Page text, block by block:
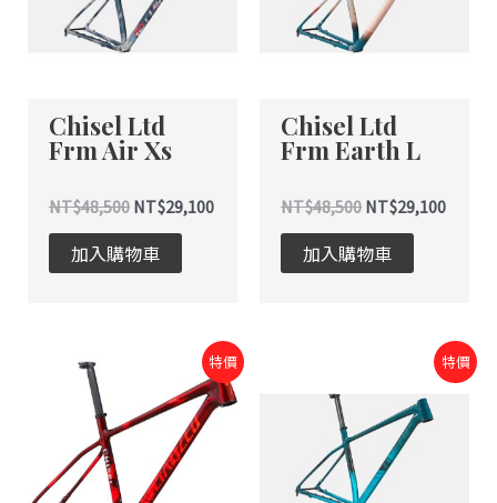
Chisel Ltd
Frm Air Xs
NT$48,500NT$29,100
加入購物車
Chisel Ltd
Frm Earth L
NT$48,500NT$29,100
加入購物車
特價
格：
NT$48,500。
目
前
價
格：
特價
格：
NT$48,500。
目
前